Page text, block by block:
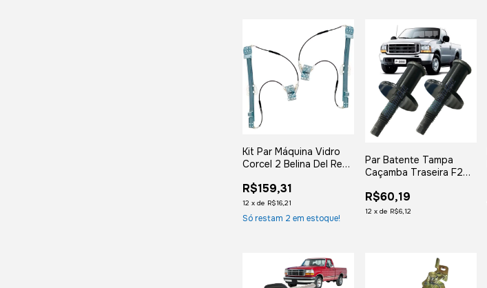
Kit Par Máquina Vidro
Corcel 2 Belina Del Rey
R$159,31
12 xde R$16,21
Só restam 2 em estoque!
Par Batente Tampa
Caçamba Traseira F250
2002 2003
R$60,19
12 xde R$6,12